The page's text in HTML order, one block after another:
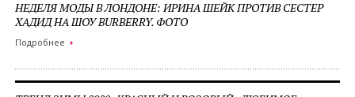
НЕДЕЛЯ МОДЫ В ЛОНДОНЕ: ИРИНА ШЕЙК ПРОТИВ СЕСТЕР
ХАДИД НА ШОУ BURBERRY. ФОТО
Подробнее